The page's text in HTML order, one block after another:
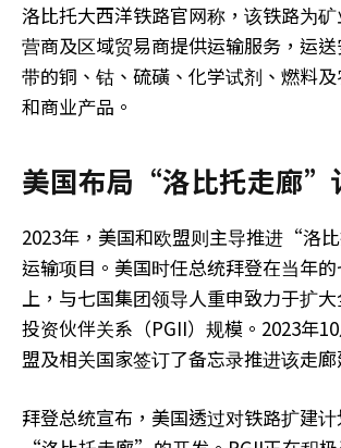
洛比托大西洋铁路官网称，该铁路为
营商及区域贸易商提供运输服务，运
带的铜、钴、硫磺、化学试剂、燃料
和商业产品。
美国布局“洛比托走廊”
2023年，美国和欧盟则主导推进“洛
运输项目。 美国时任总统拜登在当年
上，与七国集团领导人重申致力于扩
投资伙伴关系（PGII）规模。 2023年10
盟及相关国家签订了备忘录推进该走
拜登总统宣布，美国透过对铁路扩建